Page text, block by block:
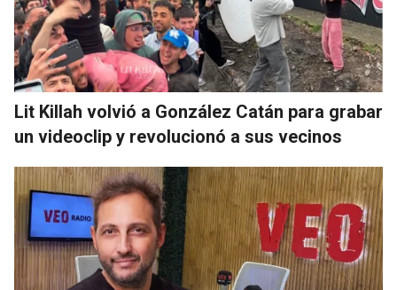
Lit Killah volvió a González Catán para grabar
un videoclip y revolucionó a sus vecinos